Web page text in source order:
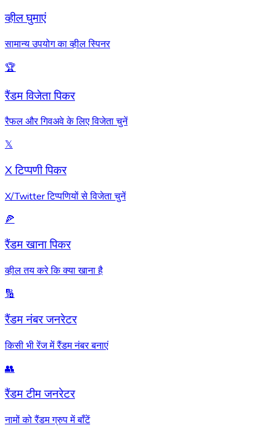
व्हील घुमाएं
सामान्य उपयोग का व्हील स्पिनर
🏆
रैंडम विजेता पिकर
रैफल और गिवअवे के लिए विजेता चुनें
𝕏
X टिप्पणी पिकर
X/Twitter टिप्पणियों से विजेता चुनें
🍕
रैंडम खाना पिकर
व्हील तय करे कि क्या खाना है
🔢
रैंडम नंबर जनरेटर
किसी भी रेंज में रैंडम नंबर बनाएं
👥
रैंडम टीम जनरेटर
नामों को रैंडम ग्रुप में बाँटें